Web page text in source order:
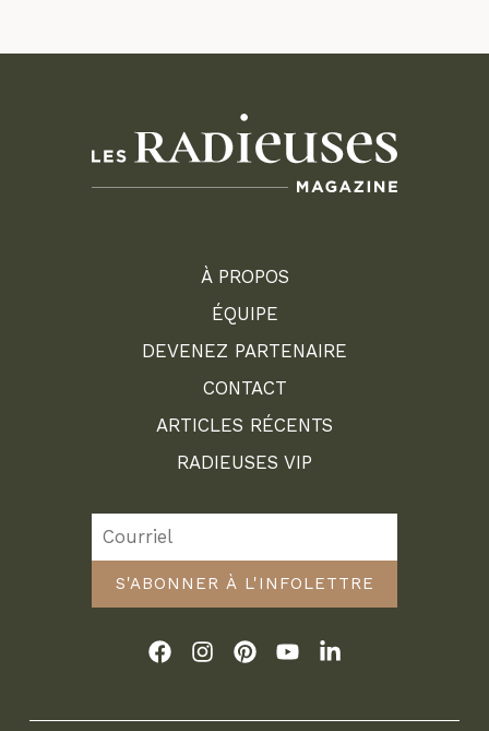
À PROPOS
ÉQUIPE
DEVENEZ PARTENAIRE
CONTACT
ARTICLES RÉCENTS
RADIEUSES VIP
S'ABONNER À L'INFOLETTRE